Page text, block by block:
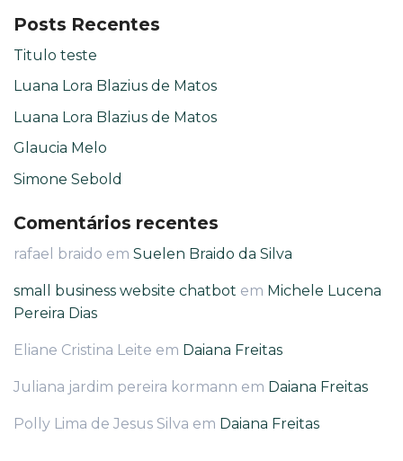
Posts Recentes
Titulo teste
Luana Lora Blazius de Matos
Luana Lora Blazius de Matos
Glaucia Melo
Simone Sebold
Comentários recentes
rafael braido em Suelen Braido da Silva
small business website chatbot em Michele Lucena
Pereira Dias
Eliane Cristina Leite em Daiana Freitas
Juliana jardim pereira kormann em Daiana Freitas
Polly Lima de Jesus Silva em Daiana Freitas